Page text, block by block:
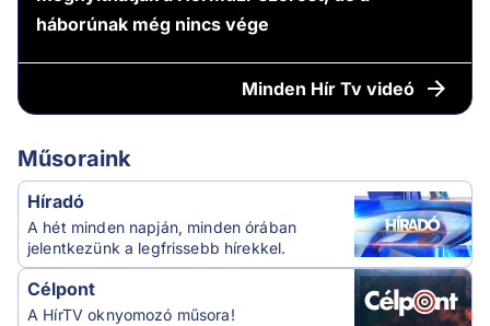
háborúnak még nincs vége
Minden Hír Tv videó
Műsoraink
Híradó
A hét minden napján, minden órában
jelentkezünk a legfrissebb hírekkel.
Célpont
A HírTV oknyomozó műsora!